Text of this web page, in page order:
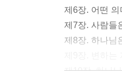
제6장. 어떤
제7장. 사람들
제8장. 하나님
제10장. 하나